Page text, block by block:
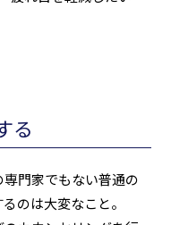
る
門家でもない普通の
のは大変なこと。